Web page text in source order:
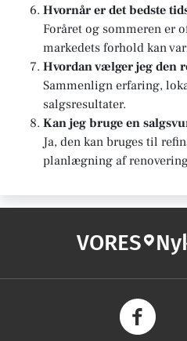
Hvornår er det bedste
Foråret og sommeren er
markedets forhold kan
Hvordan vælger jeg den
Sammenlign erfaring,
salgsresultater.
Kan jeg bruge en
Ja, den kan bruges til
planlægning af
VORES